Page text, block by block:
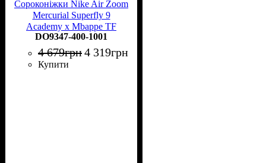
Сороконіжки Nike Air Zoom
Mercurial Superfly 9
Academy x Mbappe TF
DO9347-400
DO9347-400-1001
4 679грн4 319грн
Купити